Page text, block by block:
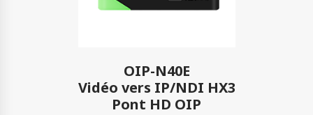
OIP-N40E
Vidéo vers IP/NDI HX3
Pont HD OIP